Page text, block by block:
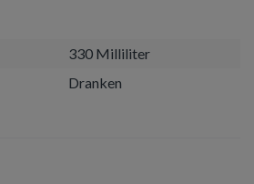
330 Milliliter
Dranken